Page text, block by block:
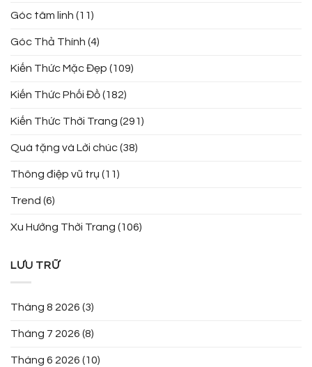
Góc tâm linh (11)
Góc Thả Thính (4)
Kiến Thức Mặc Đẹp (109)
Kiến Thức Phối Đồ(182)
Kiến Thức Thời Trang (291)
Quà tặng và Lời chúc(38)
Thông điệp vũ trụ (11)
Trend (6)
Xu Hướng Thời Trang (106)
LƯU TRỮ
Tháng 8 2026 (3)
Tháng 7 2026 (8)
Tháng 6 2026 (10)